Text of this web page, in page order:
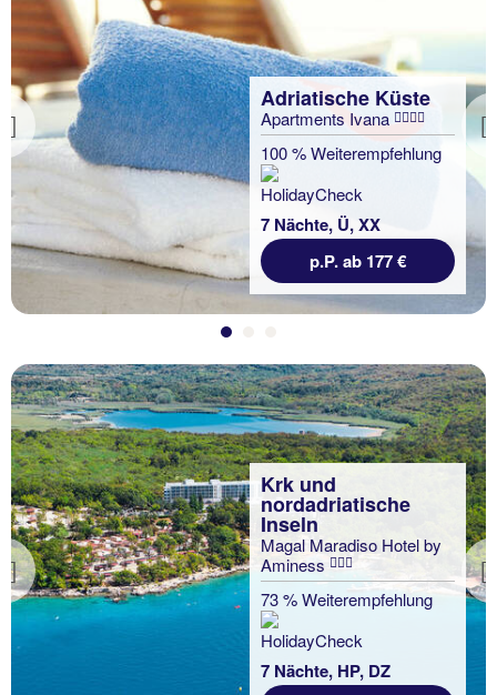
Previous
Adriatische Küste
Apartments Ivana
100 % Weiterempfehlung
7 Nächte, Ü, XX
p.P. ab 177 €
Previous
Krk und
nordadriatische
Inseln
Magal Maradiso Hotel by
Aminess
73 % Weiterempfehlung
7 Nächte, HP, DZ